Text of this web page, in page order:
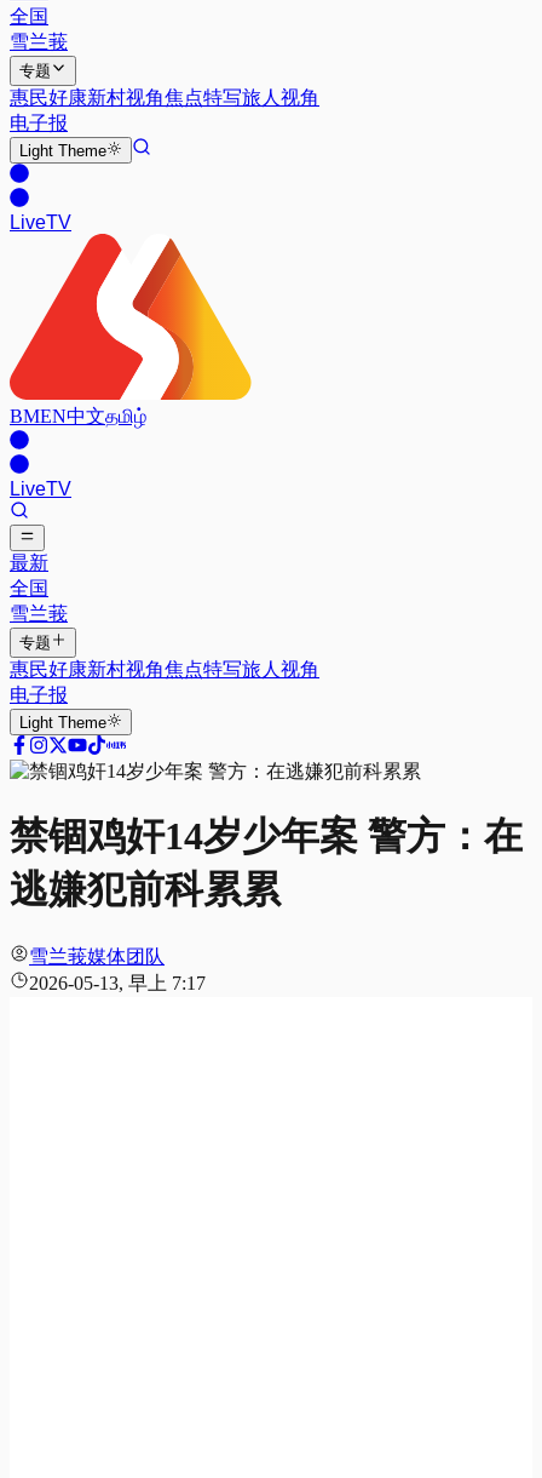
全国
雪兰莪
专题
惠民好康新村视角焦点特写旅人视角
电子报
Light Theme
LiveTV
BMEN中文தமிழ்
LiveTV
最新
全国
雪兰莪
专题
惠民好康新村视角焦点特写旅人视角
电子报
Light Theme
禁锢鸡奸14岁少年案 警方：在
逃嫌犯前科累累
雪兰莪媒体团队
2026-05-13, 早上 7:17